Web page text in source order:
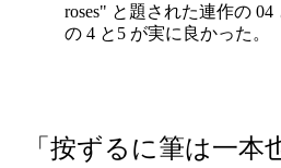
roses" と題された連作の 04
の 4 と5 が実に良かった。
「按ずるに筆は一本